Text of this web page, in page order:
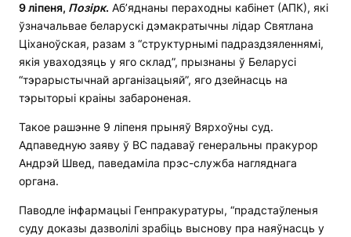
9 ліпеня, Позірк. Аб’яднаны пераходны кабінет (АПК), які
ўзначальвае беларускі дэмакратычны лідар Святлана
Ціханоўская, разам з “структурнымі падраздзяленнямі,
якія уваходзяць у яго склад”, прызнаны ў Беларусі
“тэрарыстычнай арганізацыяй”, яго дзейнасць на
тэрыторыі краіны забароненая.
Такое рашэнне 9 ліпеня прыняў Вярхоўны суд.
Адпаведную заяву ў ВС падаваў генеральны пракурор
Андрэй Швед, паведаміла прэс-служба нагляднага
органа.
Паводле інфармацыі Генпракуратуры, “прадстаўленыя
суду доказы дазволілі зрабіць выснову пра наяўнасць у